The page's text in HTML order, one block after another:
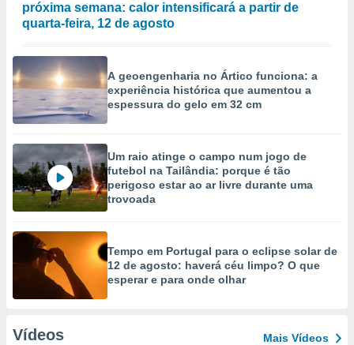
próxima semana: calor intensificará a partir de
quarta-feira, 12 de agosto
A geoengenharia no Ártico funciona: a
experiência histórica que aumentou a
espessura do gelo em 32 cm
Um raio atinge o campo num jogo de
futebol na Tailândia: porque é tão
perigoso estar ao ar livre durante uma
trovoada
Tempo em Portugal para o eclipse solar de
12 de agosto: haverá céu limpo? O que
esperar e para onde olhar
Vídeos Mais Vídeos